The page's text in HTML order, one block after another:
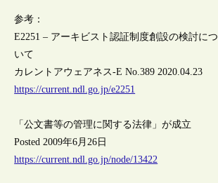
参考：
E2251 – アーキビスト認証制度創設の検討につ
いて
カレントアウェアネス-E No.389 2020.04.23
https://current.ndl.go.jp/e2251
「公文書等の管理に関する法律」が成立
Posted 2009年6月26日
https://current.ndl.go.jp/node/13422